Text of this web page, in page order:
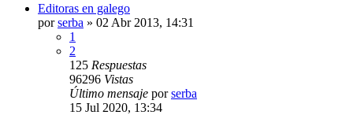
Editoras en galego
porserba » 02 Abr 2013, 14:31
1
2
125 Respuestas
96296 Vistas
Último mensaje porserba
15 Jul 2020, 13:34